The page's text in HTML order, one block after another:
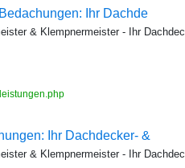
Ihr Dachde
& Klempnermeister - Ihr
Ihr Dachdecker- &
& Klempnermeister - Ihr